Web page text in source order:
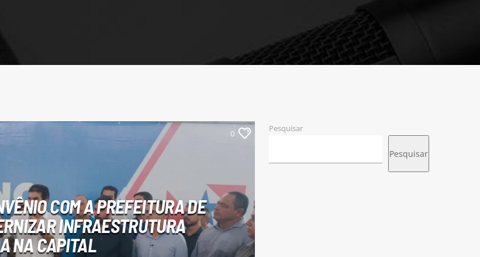
0
COM A PREFEITURA DE
INFRAESTRUTURA
NA CAPITAL
Pesquisar
Pesquisar